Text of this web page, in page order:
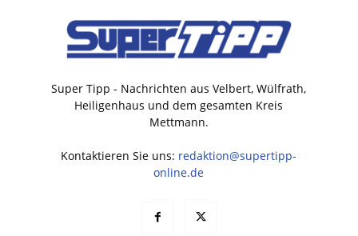
Super Tipp - Nachrichten aus Velbert, Wülfrath,
Heiligenhaus und dem gesamten Kreis
Mettmann.
Kontaktieren Sie uns: redaktion@supertipp-
online.de